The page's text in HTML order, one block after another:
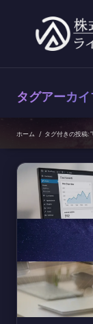
へ
タグアーカ
ホーム / タグ付きの投稿: